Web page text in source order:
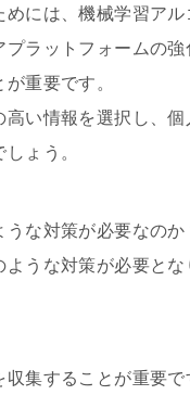
には、機械学習ア
ラットフォームの
重要です。
い情報を選択し、
ょう。
な対策が必要なのか
うな対策が必要とな
集することが重要で